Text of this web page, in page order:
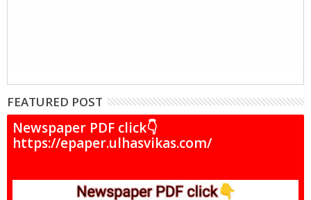
FEATURED POST
Newspaper PDF click👇
https://epaper.ulhasvikas.com/